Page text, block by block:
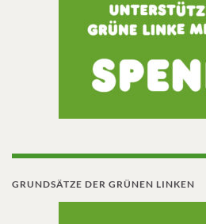
GRUNDSÄTZE DER GRÜNEN LINKEN